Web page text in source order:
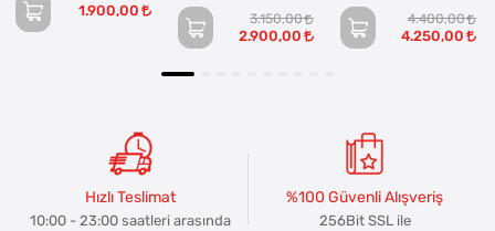
1.900,00
3.150,00
2.900,00
4.400,00
4.250,00
Hızlı Teslimat
10:00 - 23:00 saatleri arasında
%100 Güvenli Alışveriş
256Bit SSL ile